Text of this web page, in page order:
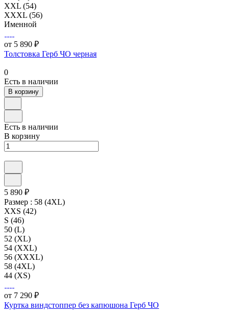
XXL (54)
XXXL (56)
Именной
от 5 890 ₽
Толстовка Герб ЧО черная
0
Есть в наличии
В корзину
Есть в наличии
В корзину
5 890 ₽
Размер : 58 (4XL)
XXS (42)
S (46)
50 (L)
52 (XL)
54 (XXL)
56 (XXXL)
58 (4XL)
44 (XS)
от 7 290 ₽
Куртка виндстоппер без капюшона Герб ЧО